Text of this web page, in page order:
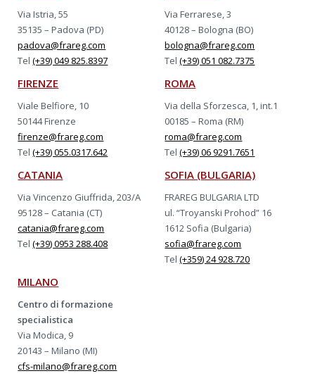
Via Istria, 55
35135 – Padova (PD)
padova@frareg.com
Tel(+39) 049 825.8397
Via Ferrarese, 3
40128 – Bologna (BO)
bologna@frareg.com
Tel(+39) 051 082.7375
FIRENZE
Viale Belfiore, 10
50144 Firenze
firenze@frareg.com
Tel(+39) 055.0317.642
ROMA
Via della Sforzesca, 1, int.1
00185 – Roma (RM)
roma@frareg.com
Tel(+39) 06 9291.7651
CATANIA
Via Vincenzo Giuffrida, 203/A
95128 – Catania (CT)
catania@frareg.com
Tel(+39) 0953 288.408
SOFIA (BULGARIA)
FRAREG BULGARIA LTD
ul. “Troyanski Prohod” 16
1612 Sofia (Bulgaria)
sofia@frareg.com
Tel(+359) 24 928.720
MILANO
Centro di formazione
specialistica
Via Modica, 9
20143 – Milano (MI)
cfs-milano@frareg.com